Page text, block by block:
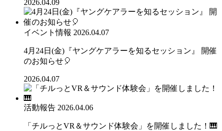
2026.04.09
イベント情報 2026.04.07
4月24日(金)『ヤングケアラーを知るセッション』 開催
のお知らせ🎈
2026.04.07
活動報告 2026.04.06
「チルっとVR＆サウンド体験会」を開催しました！🎹